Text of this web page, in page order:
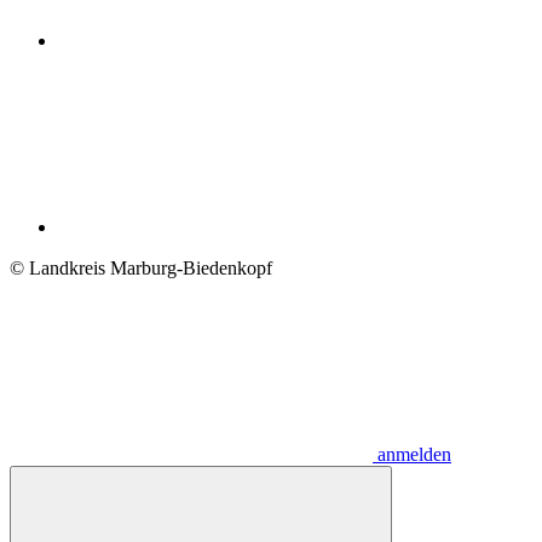
© Landkreis Marburg-Biedenkopf
anmelden